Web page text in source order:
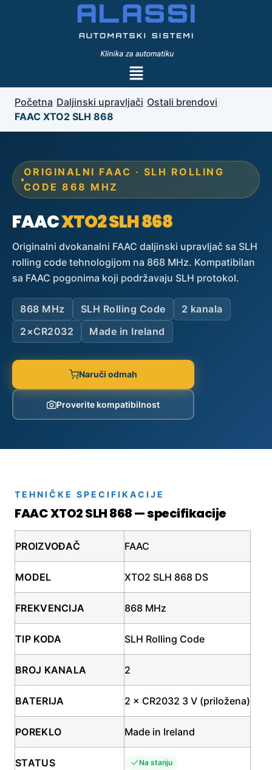
Početna Daljinski upravljači Ostali brendovi
FAAC XTO2 SLH 868
ORIGINALNI FAAC · SLH ROLLING
CODE 868 MHZ
FAACXTO2 SLH 868
Originalni dvokanalni FAAC daljinski upravljač sa SLH
rolling code tehnologijom na 868 MHz. Kompatibilan
sa FAAC pogonima koji podržavaju SLH protokol.
868 MHz SLH Rolling Code
2 kanala
2×CR2032
Made in Ireland
Naruči odmah
Proverite kompatibilnost
TEHNIČKE SPECIFIKACIJE
FAAC XTO2 SLH 868 — specifikacije
PROIZVOĐAČ FAAC
MODEL XTO2 SLH 868 DS
FREKVENCIJA 868 MHz
TIP KODA SLH Rolling Code
BROJ KANALA 2
BATERIJA 2 × CR2032 3 V (priložena)
POREKLO Made in Ireland
STATUS Na stanju